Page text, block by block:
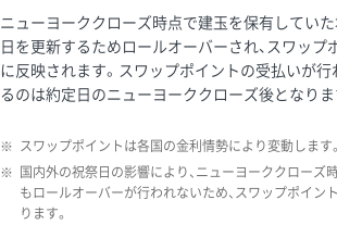
ニューヨーククローズ時点で建玉を保有していた
日を更新するためロールオーバーされ、スワップ
に反映されます。スワップポイントの受払いが行
るのは約定日のニューヨーククローズ後となりま
※ スワップポイントは各国の金利情勢により変動します。
※
国内外の祝祭日の影響により、ニューヨーククローズ
もロールオーバーが行われないため、スワップポイン
ります。